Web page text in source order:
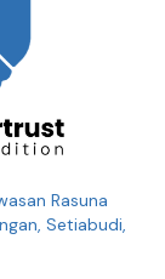
Rasuna
Setiabudi,